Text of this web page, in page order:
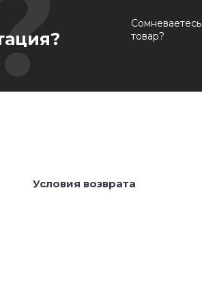
товар?
Условия возврата